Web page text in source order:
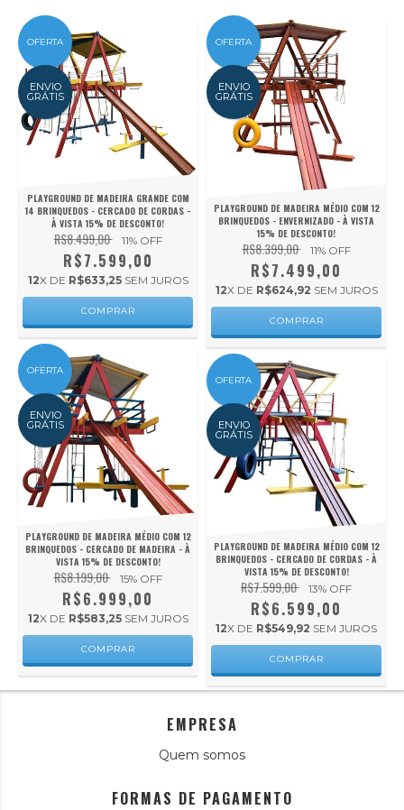
OFERTA
ENVIO
GRÁTIS
PLAYGROUND DE MADEIRA GRANDE COM
14 BRINQUEDOS - CERCADO DE CORDAS -
À VISTA 15% DE DESCONTO!
R$8.499,00 11% OFF
R$7.599,00
12X DE R$633,25SEM JUROS
OFERTA
ENVIO
GRÁTIS
PLAYGROUND DE MADEIRA MÉDIO COM 12
BRINQUEDOS - ENVERNIZADO - À VISTA
15% DE DESCONTO!
R$8.399,00 11% OFF
R$7.499,00
12X DE R$624,92 SEM JUROS
OFERTA
ENVIO
GRÁTIS
PLAYGROUND DE MADEIRA MÉDIO COM 12
BRINQUEDOS - CERCADO DE MADEIRA - À
VISTA 15% DE DESCONTO!
R$8.199,00 15% OFF
R$6.999,00
12X DE R$583,25SEM JUROS
OFERTA
ENVIO
GRÁTIS
PLAYGROUND DE MADEIRA MÉDIO COM 12
BRINQUEDOS - CERCADO DE CORDAS - À
VISTA 15% DE DESCONTO!
R$7.599,00 13% OFF
R$6.599,00
12X DE R$549,92 SEM JUROS
EMPRESA
Quem somos
FORMAS DE PAGAMENTO